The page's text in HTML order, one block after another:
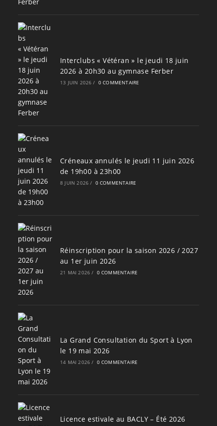
Interclubs « Vétéran » le jeudi 18 juin
2026 à 20h30 au gymnase Ferber
13 JUIN 2026 / 0 COMMENTAIRE
Créneaux annulés le jeudi 11 juin 2026
de 19h00 à 23h00
8 JUIN 2026 / 0 COMMENTAIRE
Réinscription pour la saison 2026 / 2027
au 1er juin 2026
21 MAI 2026 / 0 COMMENTAIRE
La Grand Consultation du Sport à Lyon
le 19 mai 2026
14 MAI 2026 / 0 COMMENTAIRE
Licence estivale au BACLY – Été 2026